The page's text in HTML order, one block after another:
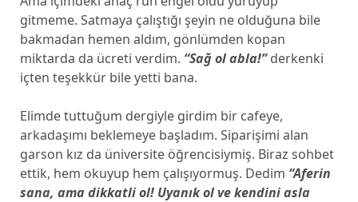
gitmeme. Satmaya çalıştığı şeyin ne olduğuna bile
bakmadan hemen aldım, gönlümden kopan
miktarda da ücreti verdim. “Sağ ol abla!”derkenki
içten teşekkür bile yetti bana.
Elimde tuttuğum dergiyle girdim bir cafeye,
arkadaşımı beklemeye başladım. Siparişimi alan
garson kız da üniversite öğrencisiymiş. Biraz sohbet
ettik, hem okuyup hem çalışıyormuş. Dedim “Aferin
sana, ama dikkatli ol! Uyanık ol ve kendini asla